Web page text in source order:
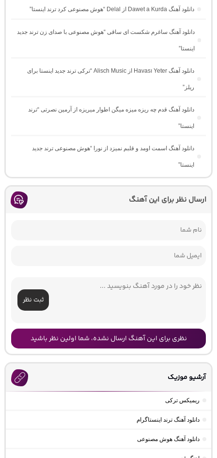
دانلود آهنگ Dawet a Kurda از Delal “هوش مصنوعی کرد ترند اینستا”
دانلود آهنگ ساغرم شکست ای ساقی “هوش مصنوعی با صدای زن ترند جدید
اینستا”
دانلود آهنگ Havası Yeter از Alisch Music “ترکی ترند جدید اینستا برای
ریلز”
دانلود آهنگ ﻗﺪم ﭼﻪ رﻳﺰه ﻣﻴﺰه ﻣﻴﮕﻦ اﻃﻮار ﻣﻴﺮﻳﺰه از آرمین نصرتی “ترند
اینستا”
دانلود آهنگ اسمت اومد و قلبم نمیزد از نورا “هوش مصنوعی ترند جدید
اینستا”
ارسال نظر برای این آهنگ
ثبت نظر
نظری برای این آهنگ ارسال نشده، شما اولین نظر باشید
آرشیو موزیک
ریمیکس ترکی
دانلود آهنگ ترند اینستاگرام
دانلود آهنگ هوش مصنوعی